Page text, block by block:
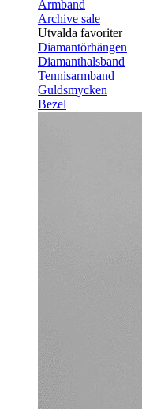
Armband
Archive sale
Utvalda favoriter
Diamantörhängen
Diamanthalsband
Tennisarmband
Guldsmycken
Bezel